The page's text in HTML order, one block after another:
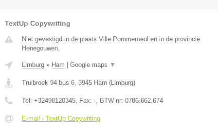
TextUp Copywriting
Niet gevestigd in de plaats Ville Pommeroeul en in de provincie
Henegouwen.
Limburg » Ham Google maps ▼
Truibroek 94 bus 6, 3945 Ham (Limburg)
Tel: +32498120345, Fax: -, BTW-nr: 0786.662.674
E-mail › TextUp Copywriting